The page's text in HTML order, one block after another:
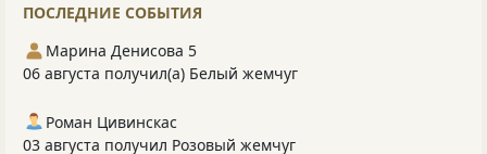
ПОСЛЕДНИЕ СОБЫТИЯ
Марина Денисова 5
06 августа получил(а) Белый жемчуг
Роман Цивинскас
03 августа получил Розовый жемчуг